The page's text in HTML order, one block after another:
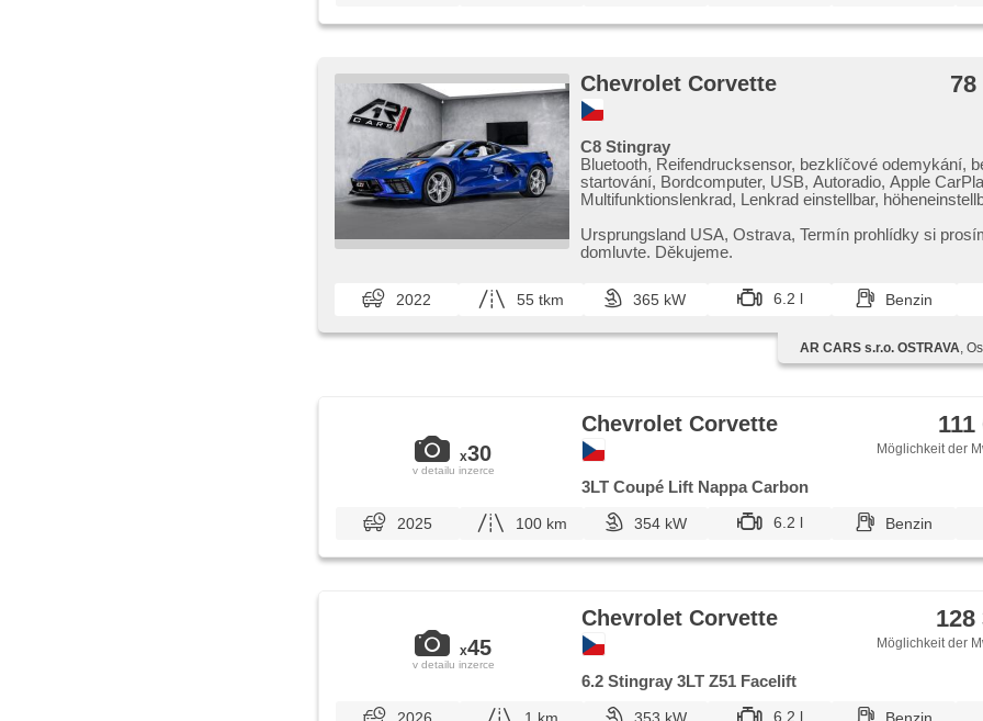
Chevrolet Corvette 78
C8 Stingray
Bluetooth, Reifendrucksensor, bezklíčové odemykání,
startování, Bordcomputer, USB, Autoradio, Apple
Multifunktionslenkrad, Lenkrad einstellbar,
Heck LED Leuchte, Alufelgen, Getönte Scheiben, řazení
volantem, Klimaautomatik, Vorderlichter LED,
Servolenkung, 4x Airbag, Rolldach, Antrieb 4x2,
Lederpolsterung, ABS
Ursprungsland USA,​ Ostrava,​ Termín prohlídky si
domluvte. Děkujeme.
2022 55 tkm 365 kW 6.2 l Benzin
AR CARS s.r.o. OSTRAVA,
x30
v detailu inzerce
Chevrolet Corvette
Möglichkeit der
3LT Coupé Lift Nappa Carbon
2025 100 km 354 kW 6.2 l Benzin
x45
v detailu inzerce
Chevrolet Corvette 128
Möglichkeit der
6.2 Stingray 3LT Z51 Facelift
6.2 l